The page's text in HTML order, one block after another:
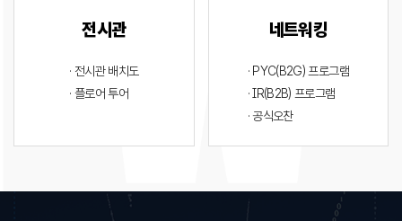
전시관
· 전시관 배치도
· 플로어 투어
네트워킹
· PYC(B2G) 프로그램
· IR(B2B) 프로그램
· 공식오찬